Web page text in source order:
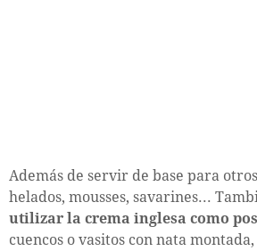
Además de servir de base para
helados, mousses, savarines...
utilizar la crema inglesa como
cuencos o vasitos con nata